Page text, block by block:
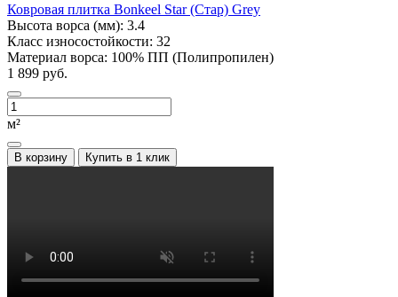
Ковровая плитка Bonkeel Star (Стар) Grey
Высота ворса (мм): 3.4
Класс износостойкости: 32
Материал ворса: 100% ПП (Полипропилен)
1 899 руб.
м²
В корзину Купить в 1 клик